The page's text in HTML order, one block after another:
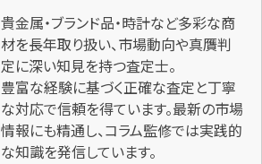
貴金属・ブランド品・時計など多彩な商
材を長年取り扱い、市場動向や真贋判
定に深い知見を持つ査定士。
豊富な経験に基づく正確な査定と丁寧
な対応で信頼を得ています。最新の市場
情報にも精通し、コラム監修では実践的
な知識を発信しています。